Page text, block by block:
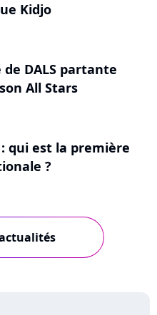
Kidjo
DALS partante
All Stars
qui est la première
?